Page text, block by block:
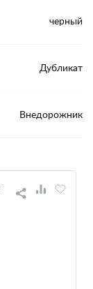
черный
Дубликат
Внедорожник